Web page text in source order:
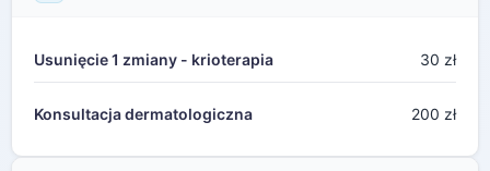
Usunięcie 1 zmiany - krioterapia 30 zł
Konsultacja dermatologiczna 200 zł